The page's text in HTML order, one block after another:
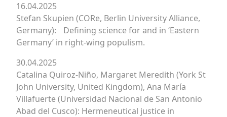
16.04.2025
Stefan Skupien (CORe, Berlin University Alliance,
Germany): Defining science for and in ‘Eastern
Germany’ in right-wing populism.
30.04.2025
Catalina Quiroz-Niño, Margaret Meredith (York St
John University, United Kingdom), Ana María
Villafuerte (Universidad Nacional de San Antonio
Abad del Cusco): Hermeneutical justice in